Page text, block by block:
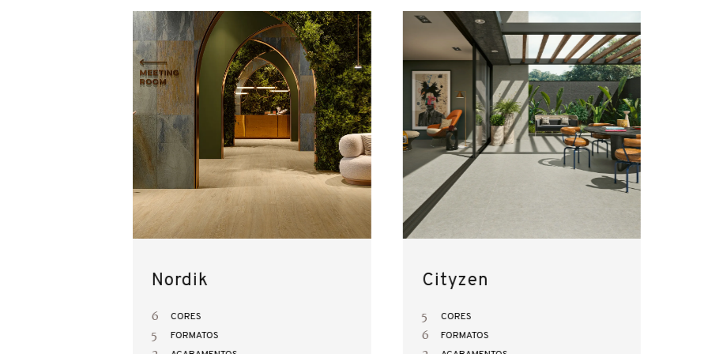
Nordik
6 CORES
5 FORMATOS
Cityzen
5 CORES
6 FORMATOS